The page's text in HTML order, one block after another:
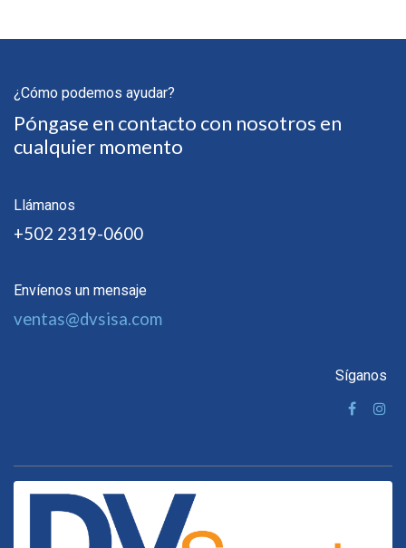
¿Cómo podemos ayudar?
Póngase en contacto con nosotros en
cualquier momento
Llámanos
+502 2319-0600
Envíenos un mensaje
ventas@dvsisa.com
Síganos